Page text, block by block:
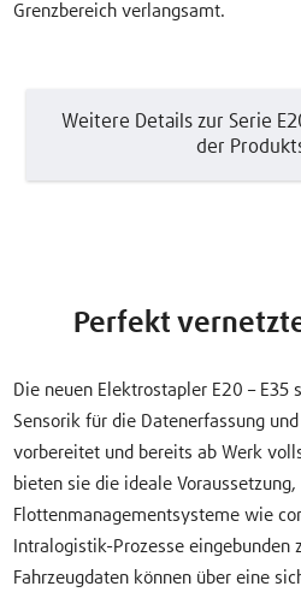
Grenzbereich verlangsamt.
Weitere Details zur Serie
der
Perfekt
Die neuen Elektrostapler E20 – E35
Sensorik für die Datenerfassung
vorbereitet und bereits ab Werk
bieten sie die ideale
Flottenmanagementsysteme wie
Intralogistik-Prozesse eingebunden
Fahrzeugdaten können über eine